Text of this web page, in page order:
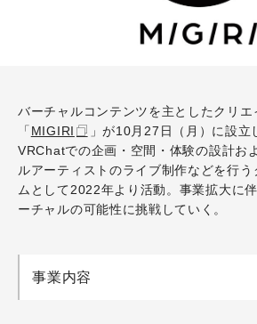
バーチャルコンテンツを主としたクリエ
「 MIGIRI
」が10月27日（月）に設
VRChatでの企画・空間・体験の設計お
ルアーティストのライブ制作などを行
ムとして2022年より活動。事業拡大に
ーチャルの可能性に挑戦していく。
事業内容